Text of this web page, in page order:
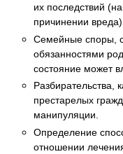
их последствий
причинении
Семейные споры,
обязанностями
состояние может
престарелых
манипуляции.
Определение
отношении